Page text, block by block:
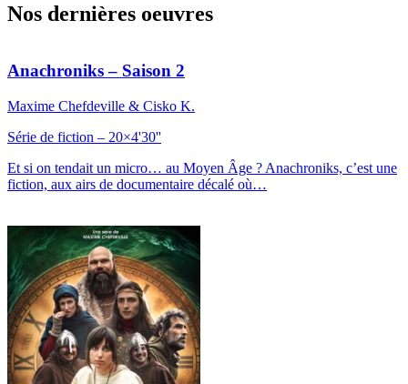
Nos dernières oeuvres
Anachroniks – Saison 2
Maxime Chefdeville & Cisko K.
Série de fiction – 20×4'30''
Et si on tendait un micro… au Moyen Âge ? Anachroniks, c’est une
fiction, aux airs de documentaire décalé où…